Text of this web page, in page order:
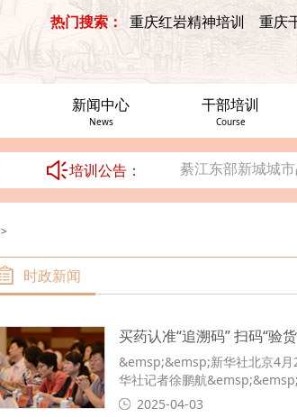
热门搜索： 重庆红岩精神培训 重庆
新闻中心
News
干部培训
Course
培训公告：
重庆市女性社会
重庆大学—云南省
四川省公安厅机
綦江东部新城城
安徽省霍邱县宣
重庆大学—云南省
四川省公安厅机
綦江东部新城城
安徽省霍邱县宣
安徽省霍邱县宣
>
时政新闻
买药认准“追溯码” 扫码“验
&emsp;&emsp;新华社北京4
华社记者徐鹏航
2025-04-03